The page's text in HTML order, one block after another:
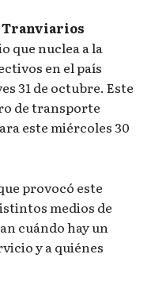
que nuclea a la
en el país
31 de octubre. Este
de transporte
este miércoles 30
provocó este
medios de
cuándo hay un
y a quiénes